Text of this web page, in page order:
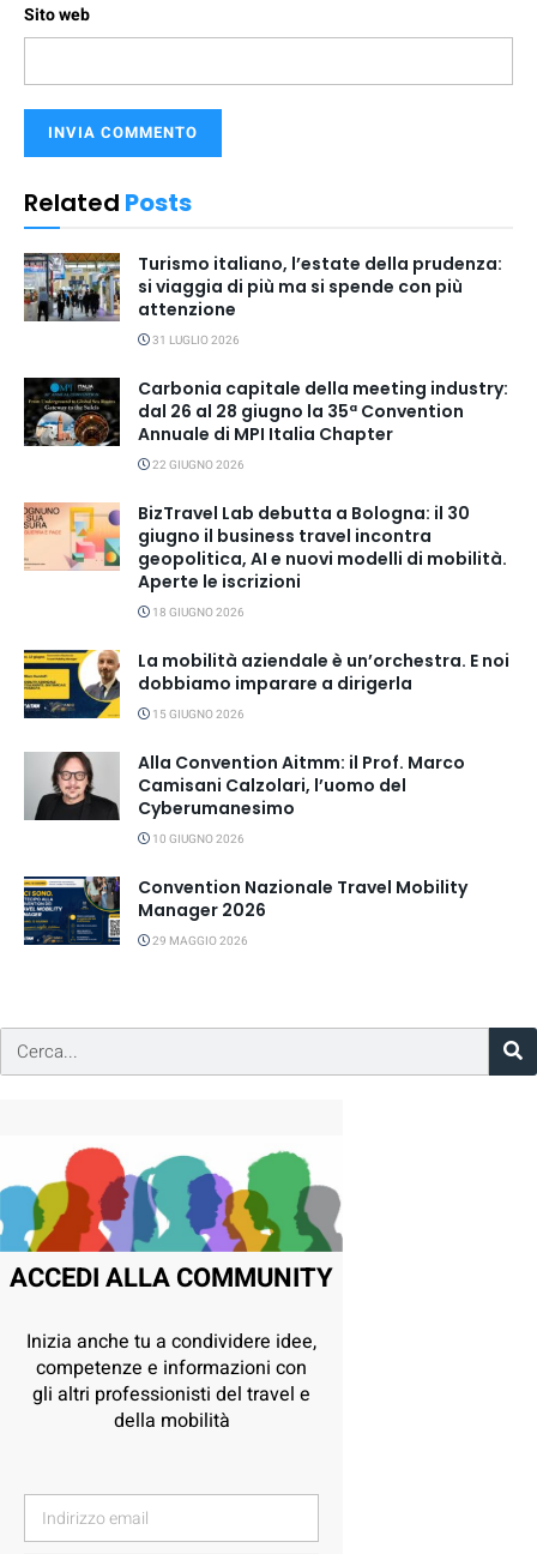
Sito web
Related Posts
Turismo italiano, l’estate della prudenza:
si viaggia di più ma si spende con più
attenzione
31 LUGLIO 2026
Carbonia capitale della meeting industry:
dal 26 al 28 giugno la 35ª Convention
Annuale di MPI Italia Chapter
22 GIUGNO 2026
BizTravel Lab debutta a Bologna: il 30
giugno il business travel incontra
geopolitica, AI e nuovi modelli di mobilità.
Aperte le iscrizioni
18 GIUGNO 2026
La mobilità aziendale è un’orchestra. E noi
dobbiamo imparare a dirigerla
15 GIUGNO 2026
Alla Convention Aitmm: il Prof. Marco
Camisani Calzolari, l’uomo del
Cyberumanesimo
10 GIUGNO 2026
Convention Nazionale Travel Mobility
Manager 2026
29 MAGGIO 2026
ACCEDI ALLA COMMUNITY
Inizia anche tu a condividere idee,
competenze e informazioni con
gli altri professionisti del travel e
della mobilità